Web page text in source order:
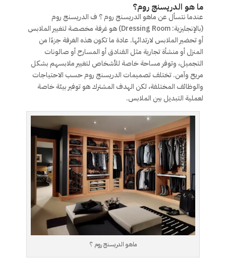
ما هو الدريسنج روم؟
عندما نتسأل عن ماهو الدريسنج روم ؟ ف الدريسنج روم
(بالإنجليزية: Dressing Room) هو غرفة مخصصة لتغيير الملابس
أو تحضير الملابس لارتدائها. عادة ما تكون هذه الغرفة جزءًا من
المنزل أو منشأة تجارية مثل الفنادق أو المسارح أو صالونات
التجميل، وتوفر مساحة خاصة للأشخاص لتغيير ملابسهم بشكل
مريح وآمن. تختلف تصميمات الدريسنج روم حسب الاحتياجات
والوظائف المختلفة، لكن الهدف المشترك هو توفير بيئة خاصة
لعملية التبديل بين الملابس.
ماهو الدريسنج روم ؟